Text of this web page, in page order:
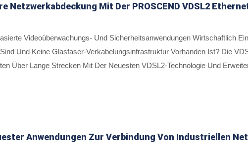
Von -40 Bis 75°C.
Netzwerkabdeckung Mit Der PROSCEND VDSL2
Videoüberwachungs- Und Sicherheitsanwendungen Wirtschaftlich
Und Keine Glasfaser-Verkabelungsinfrastruktur Vorhanden Ist? Die
Über Lange Strecken Mit Der Neuesten VDSL2-Technologie Und
Und Leichten Anwendungen Eingesetzt, Wie Z.B.
Anwendungen Zur Verbindung Von Industriellen